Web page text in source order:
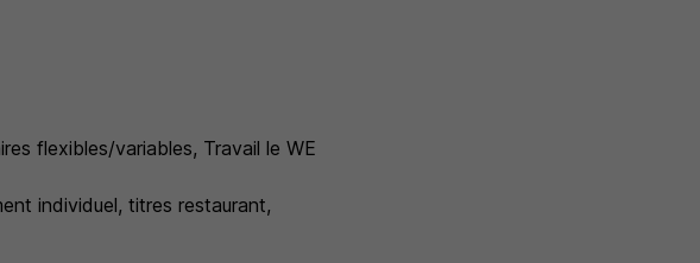
flexibles/variables, Travail le WE
individuel, titres restaurant,